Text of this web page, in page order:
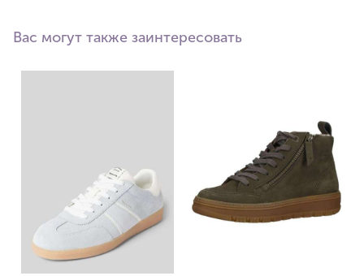
Вас могут также заинтересовать